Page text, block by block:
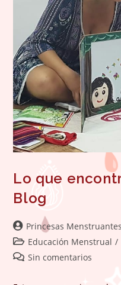
Lo que
Blog
Autor
de
la
entrada:
Princesas Menstruantes
Categoría
de
Educación Menstrual /
Comentarios
Sin comentarios